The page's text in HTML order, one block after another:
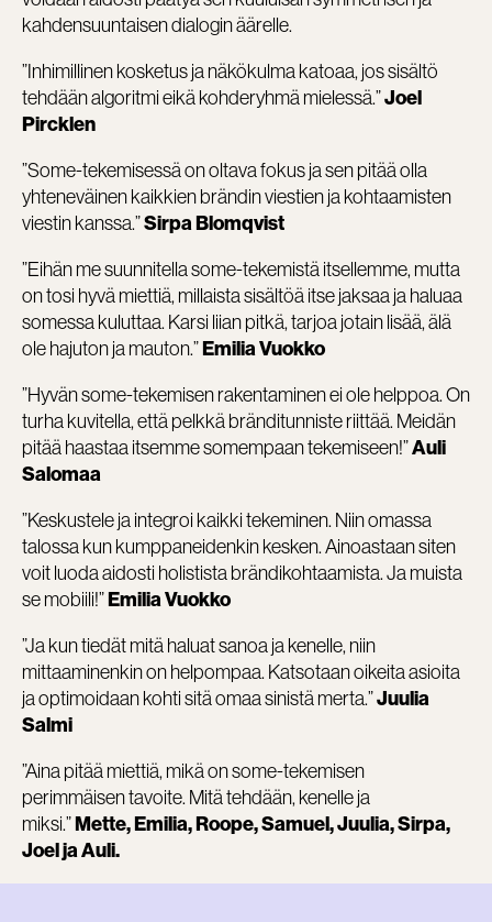
kahdensuuntaisen dialogin äärelle.
”Inhimillinen kosketus ja näkökulma katoaa, jos sisältö
tehdään algoritmi eikä kohderyhmä mielessä.”Joel
Pircklen
”Some-tekemisessä on oltava fokus ja sen pitää olla
yhteneväinen kaikkien brändin viestien ja kohtaamisten
viestin kanssa.”Sirpa Blomqvist
”Eihän me suunnitella some-tekemistä itsellemme, mutta
on tosi hyvä miettiä, millaista sisältöä itse jaksaa ja haluaa
somessa kuluttaa. Karsi liian pitkä, tarjoa jotain lisää, älä
ole hajuton ja mauton.”Emilia Vuokko
”Hyvän some-tekemisen rakentaminen ei ole helppoa. On
turha kuvitella, että pelkkä bränditunniste riittää. Meidän
pitää haastaa itsemme somempaan tekemiseen!”Auli
Salomaa
”Keskustele ja integroi kaikki tekeminen. Niin omassa
talossa kun kumppaneidenkin kesken. Ainoastaan siten
voit luoda aidosti holistista brändikohtaamista. Ja muista
se mobiili!”Emilia Vuokko
”Ja kun tiedät mitä haluat sanoa ja kenelle, niin
mittaaminenkin on helpompaa. Katsotaan oikeita asioita
ja optimoidaan kohti sitä omaa sinistä merta.”Juulia
Salmi
”Aina pitää miettiä, mikä on some-tekemisen
perimmäisen tavoite. Mitä tehdään, kenelle ja
miksi.”Mette, Emilia, Roope, Samuel, Juulia, Sirpa,
Joel ja Auli.